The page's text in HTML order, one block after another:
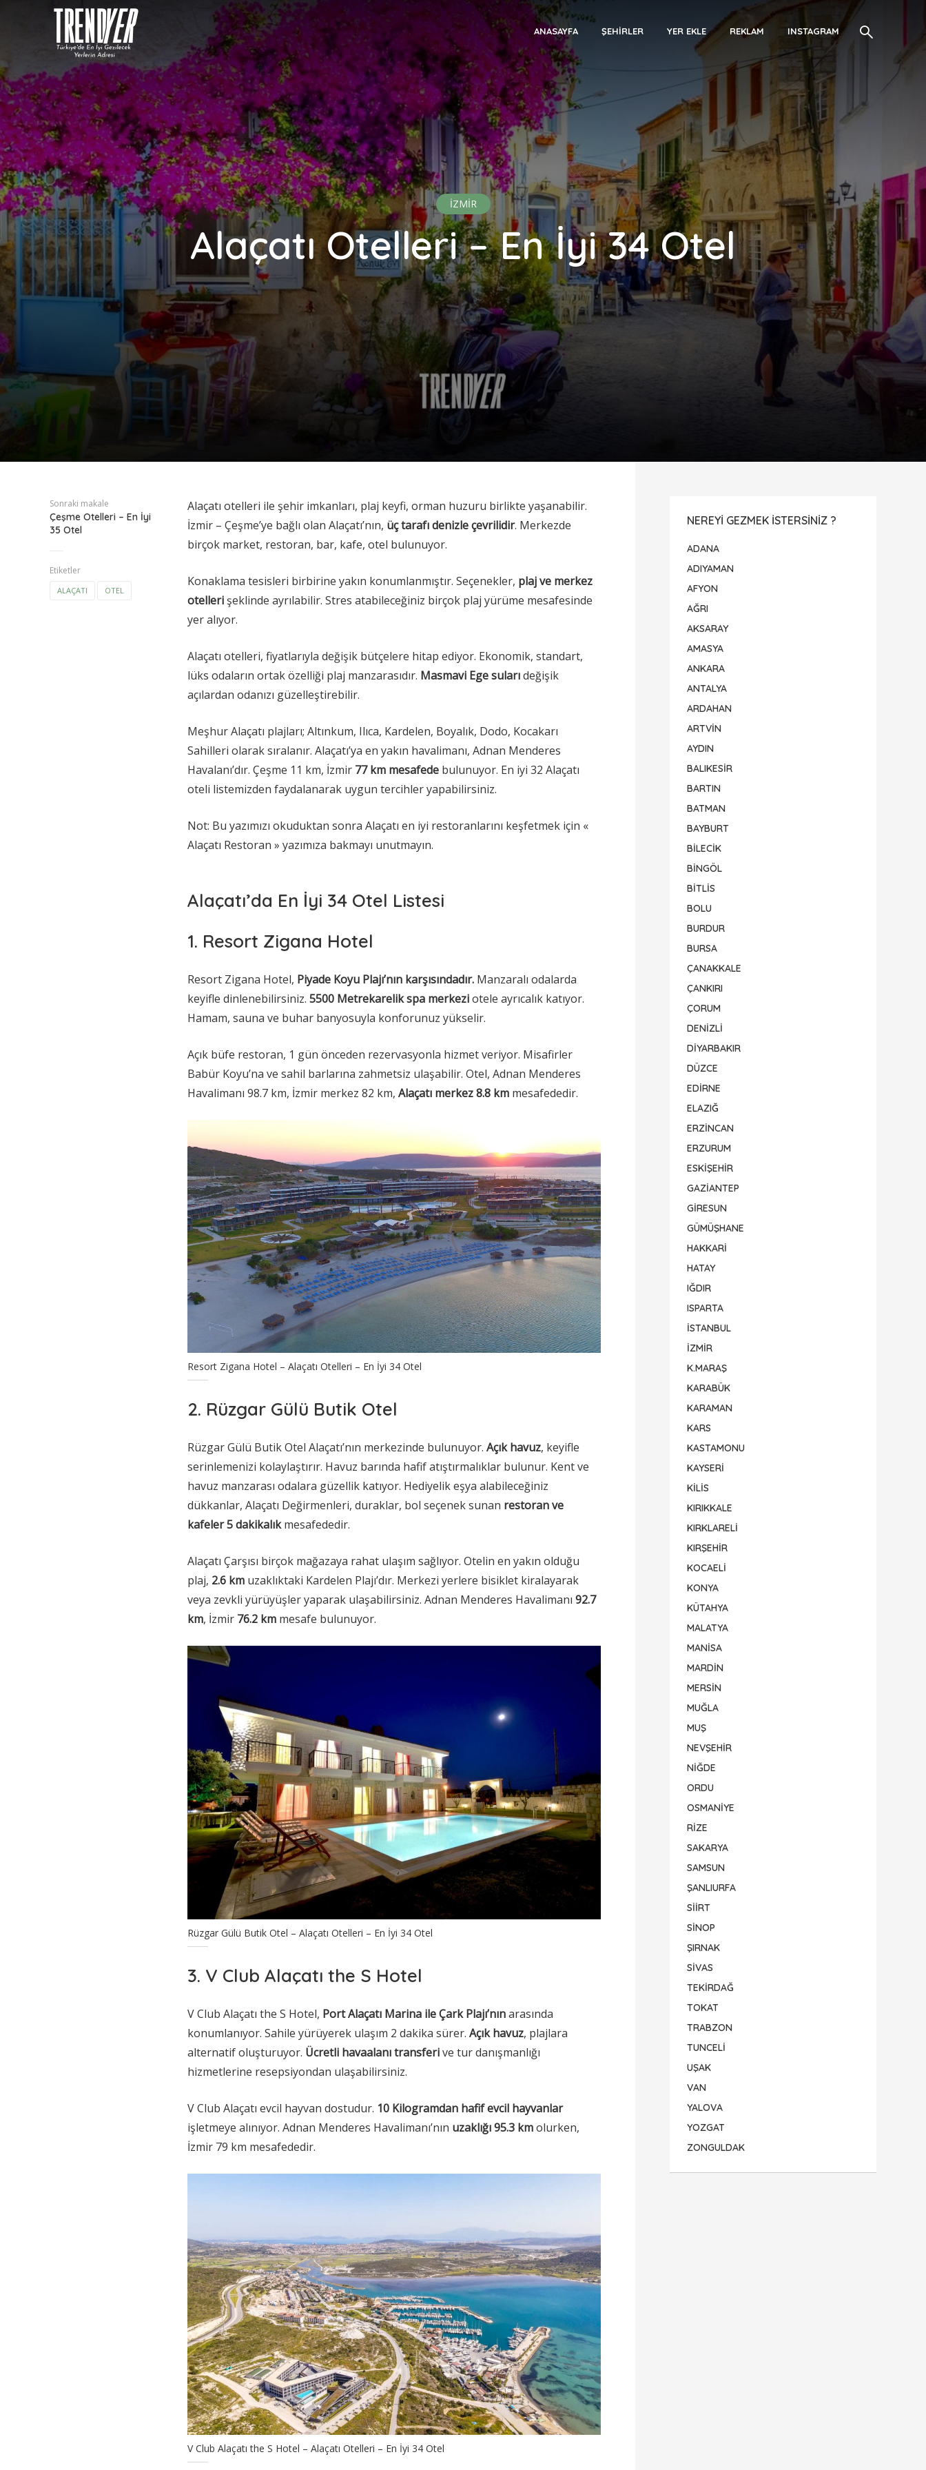
ANASAYFA ŞEHIRLER YER EKLE REKLAM INSTAGRAM
İZMİR
Alaçatı Otelleri – En İyi 34 Otel
Sonraki makale
Çeşme Otelleri – En İyi
35 Otel
Etiketler
ALAÇATI OTEL
Alaçatı otelleri ile şehir imkanları, plaj keyfi, orman huzuru birlikte yaşanabilir.
İzmir – Çeşme’ye bağlı olan Alaçatı’nın, üç tarafı denizle çevrilidir. Merkezde
birçok market, restoran, bar, kafe, otel bulunuyor.
Konaklama tesisleri birbirine yakın konumlanmıştır. Seçenekler, plaj ve merkez
otellerişeklinde ayrılabilir. Stres atabileceğiniz birçok plaj yürüme mesafesinde
yer alıyor.
Alaçatı otelleri, fiyatlarıyla değişik bütçelere hitap ediyor. Ekonomik, standart,
lüks odaların ortak özelliği plaj manzarasıdır. Masmavi Ege sularıdeğişik
açılardan odanızı güzelleştirebilir.
Meşhur Alaçatı plajları; Altınkum, Ilıca, Kardelen, Boyalık, Dodo, Kocakarı
Sahilleri olarak sıralanır. Alaçatı’ya en yakın havalimanı, Adnan Menderes
Havalanı’dır. Çeşme 11 km, İzmir 77 km mesafede bulunuyor. En iyi 32 Alaçatı
oteli listemizden faydalanarak uygun tercihler yapabilirsiniz.
Not: Bu yazımızı okuduktan sonra Alaçatı en iyi restoranlarını keşfetmek için «
Alaçatı Restoran » yazımıza bakmayı unutmayın.
Alaçatı’da En İyi 34 Otel Listesi
1. Resort Zigana Hotel
Resort Zigana Hotel, Piyade Koyu Plajı’nın karşısındadır. Manzaralı odalarda
keyifle dinlenebilirsiniz. 5500 Metrekarelik spa merkeziotele ayrıcalık katıyor.
Hamam, sauna ve buhar banyosuyla konforunuz yükselir.
Açık büfe restoran, 1 gün önceden rezervasyonla hizmet veriyor. Misafirler
Babür Koyu’na ve sahil barlarına zahmetsiz ulaşabilir. Otel, Adnan Menderes
Havalimanı 98.7 km, İzmir merkez 82 km, Alaçatı merkez 8.8 km mesafededir.
Resort Zigana Hotel – Alaçatı Otelleri – En İyi 34 Otel
2. Rüzgar Gülü Butik Otel
Rüzgar Gülü Butik Otel Alaçatı’nın merkezinde bulunuyor. Açık havuz, keyifle
serinlemenizi kolaylaştırır. Havuz barında hafif atıştırmalıklar bulunur. Kent ve
havuz manzarası odalara güzellik katıyor. Hediyelik eşya alabileceğiniz
dükkanlar, Alaçatı Değirmenleri, duraklar, bol seçenek sunan restoran ve
kafeler 5 dakikalıkmesafededir.
Alaçatı Çarşısı birçok mağazaya rahat ulaşım sağlıyor. Otelin en yakın olduğu
plaj, 2.6 km uzaklıktaki Kardelen Plajı’dır. Merkezi yerlere bisiklet kiralayarak
veya zevkli yürüyüşler yaparak ulaşabilirsiniz. Adnan Menderes Havalimanı 92.7
km, İzmir 76.2 km mesafe bulunuyor.
Rüzgar Gülü Butik Otel – Alaçatı Otelleri – En İyi 34 Otel
3. V Club Alaçatı the S Hotel
V Club Alaçatı the S Hotel, Port Alaçatı Marina ile Çark Plajı’nınarasında
konumlanıyor. Sahile yürüyerek ulaşım 2 dakika sürer. Açık havuz, plajlara
alternatif oluşturuyor. Ücretli havaalanı transferive tur danışmanlığı
hizmetlerine resepsiyondan ulaşabilirsiniz.
V Club Alaçatı evcil hayvan dostudur. 10 Kilogramdan hafif evcil hayvanlar
işletmeye alınıyor. Adnan Menderes Havalimanı’nın uzaklığı 95.3 kmolurken,
İzmir 79 km mesafededir.
V Club Alaçatı the S Hotel – Alaçatı Otelleri – En İyi 34 Otel
NEREYI GEZMEK ISTERSINIZ ?
ADANA
ADIYAMAN
AFYON
AĞRI
AKSARAY
AMASYA
ANKARA
ANTALYA
ARDAHAN
ARTVİN
AYDIN
BALIKESİR
BARTIN
BATMAN
BAYBURT
BİLECİK
BİNGÖL
BİTLİS
BOLU
BURDUR
BURSA
ÇANAKKALE
ÇANKIRI
ÇORUM
DENİZLİ
DİYARBAKIR
DÜZCE
EDİRNE
ELAZIĞ
ERZİNCAN
ERZURUM
ESKİŞEHİR
GAZİANTEP
GİRESUN
GÜMÜŞHANE
HAKKARİ
HATAY
IĞDIR
ISPARTA
İSTANBUL
İZMİR
K.MARAŞ
KARABÜK
KARAMAN
KARS
KASTAMONU
KAYSERİ
KİLİS
KIRIKKALE
KIRKLARELİ
KIRŞEHİR
KOCAELİ
KONYA
KÜTAHYA
MALATYA
MANİSA
MARDİN
MERSİN
MUĞLA
MUŞ
NEVŞEHİR
NİĞDE
ORDU
OSMANİYE
RİZE
SAKARYA
SAMSUN
ŞANLIURFA
SİİRT
SİNOP
ŞIRNAK
SİVAS
TEKİRDAĞ
TOKAT
TRABZON
TUNCELİ
UŞAK
VAN
YALOVA
YOZGAT
ZONGULDAK